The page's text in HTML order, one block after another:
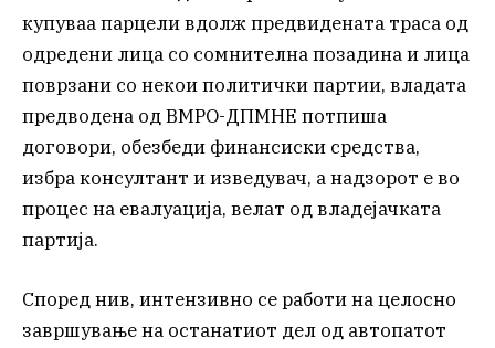
купуваа парцели вдолж предвидената траса од
одредени лица со сомнителна позадина и лица
поврзани со некои политички партии, владата
предводена од ВМРО-ДПМНЕ потпиша
договори, обезбеди финансиски средства,
избра консултант и изведувач, а надзорот е во
процес на евалуација, велат од владејачката
партија.
Според нив, интензивно се работи на целосно
завршување на останатиот дел од автопатот